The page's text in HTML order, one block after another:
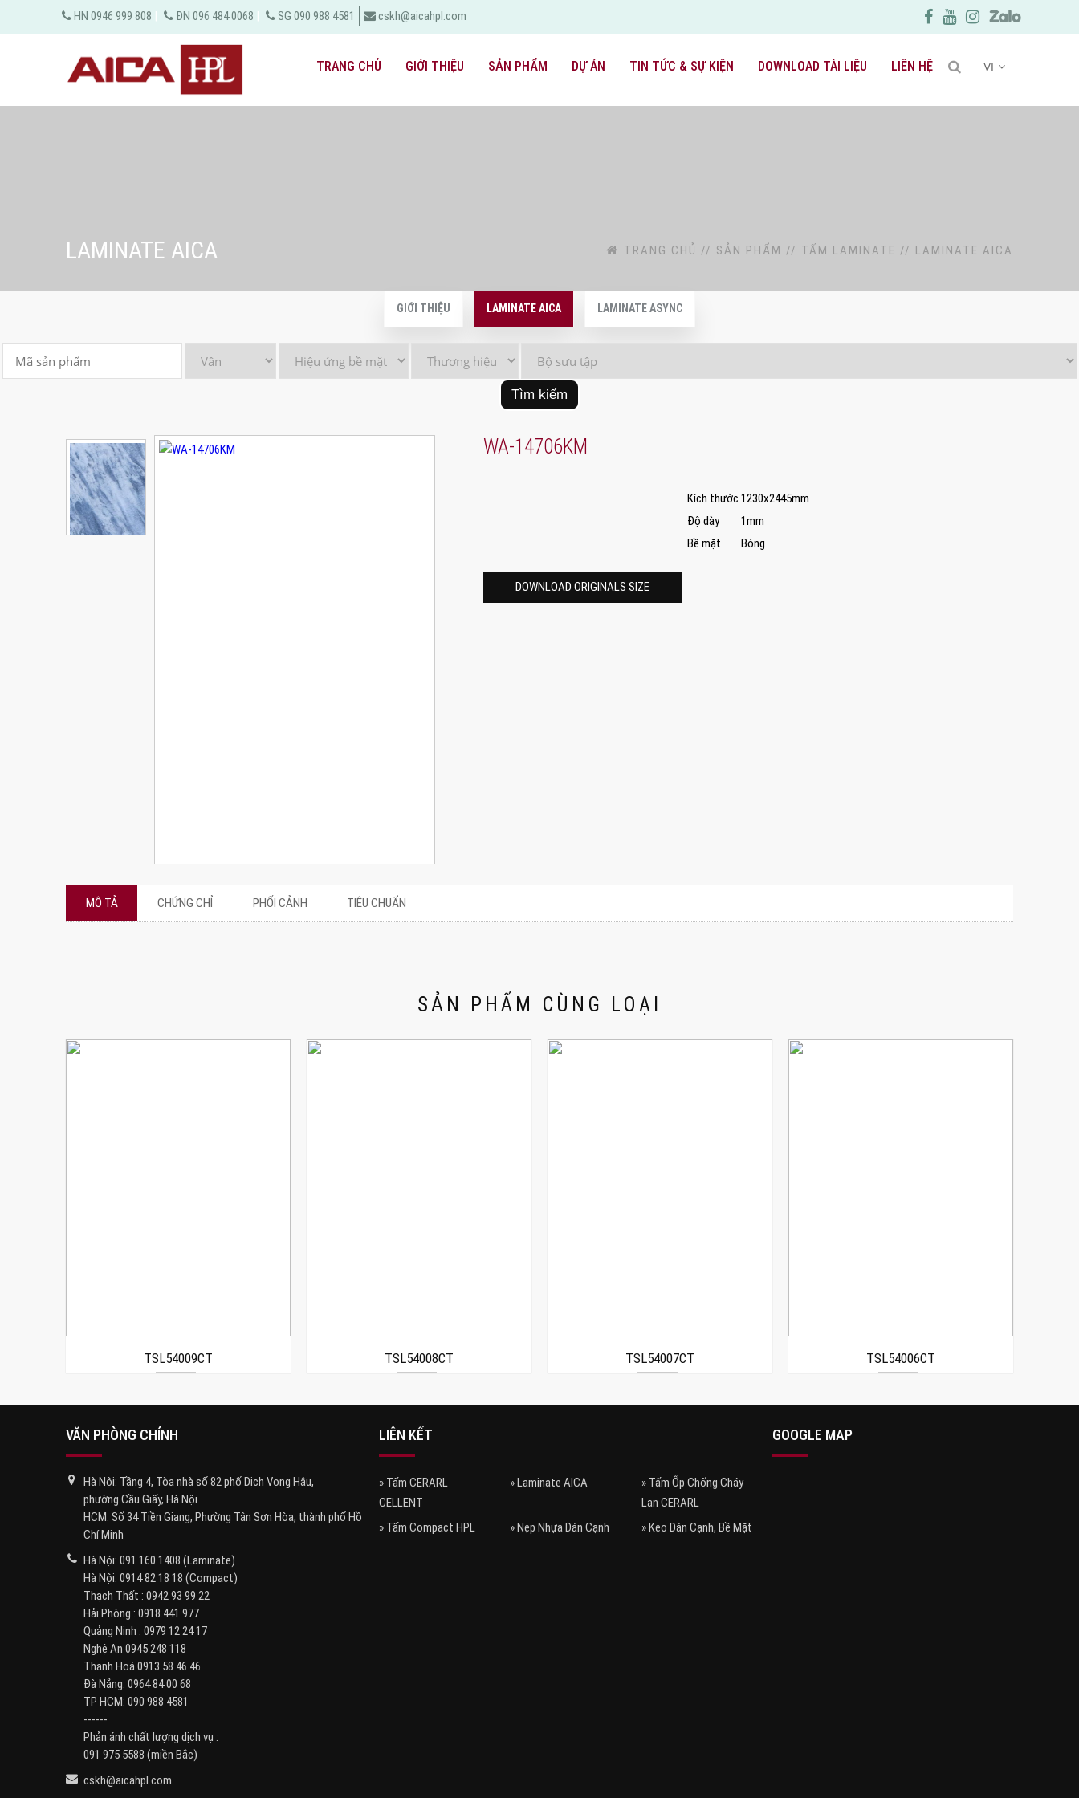
HN 0946 999 808 | ĐN 096 484 0068 | SG 090 988 4581 cskh@aicahpl.com
TRANG CHỦ GIỚI THIỆU SẢN PHẨM DỰ ÁN TIN TỨC & SỰ KIỆN DOWNLOAD TÀI LIỆU LIÊN HỆ VI
LAMINATE AICA TRANG CHỦ // SẢN PHẨM // TẤM LAMINATE // LAMINATE AICA
GIỚI THIỆU LAMINATE AICA LAMINATE ASYNC
Tìm kiếm
WA-14706KM
Kích thước 1230x2445mm
Độ dày
1mm
Bề mặt
Bóng
DOWNLOAD ORIGINALS SIZE
MÔ TẢ CHỨNG CHỈ PHỐI CẢNH TIÊU CHUẨN
SẢN PHẨM CÙNG LOẠI
TSL54009CT TSL54008CT TSL54007CT TSL54006CT
VĂN PHÒNG CHÍNH
Hà Nội: Tầng 4, Tòa nhà số 82 phố Dịch Vọng Hậu,
phường Cầu Giấy, Hà Nội
HCM: Số 34 Tiền Giang, Phường Tân Sơn Hòa, thành phố Hồ
Chí Minh
Hà Nội: 091 160 1408 (Laminate)
Hà Nội: 0914 82 18 18 (Compact)
Thạch Thất : 0942 93 99 22
Hải Phòng : 0918.441.977
Quảng Ninh : 0979 12 24 17
Nghệ An 0945 248 118
Thanh Hoá0913 58 46 46
Đà Nẵng: 0964 84 00 68
TP HCM: 090 988 4581
------
Phản ánh chất lượng dịch vụ :
091 975 5588 (miền Bắc)
cskh@aicahpl.com
LIÊN KẾT
» Tấm CERARL
CELLENT
» Laminate AICA
» Tấm Ốp Chống Cháy
Lan CERARL
» Tấm Compact HPL
» Nẹp Nhựa Dán Cạnh » Keo Dán Cạnh, Bề Mặt
GOOGLE MAP